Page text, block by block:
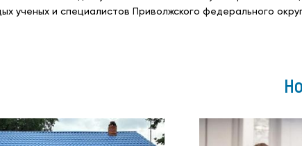
ученых и специалистов Приволжского федерального